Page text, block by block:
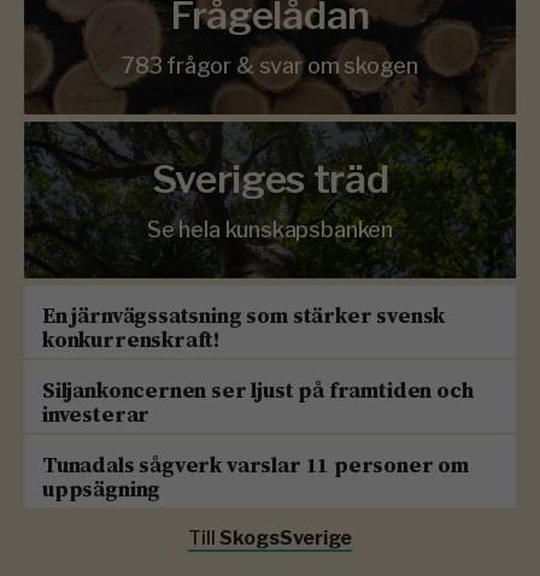
Frågelådan
783 frågor & svar om skogen
Sveriges träd
Se hela kunskapsbanken
En järnvägssatsning som stärker svensk
konkurrenskraft!
Siljankoncernen ser ljust på framtiden och
investerar
Tunadals sågverk varslar 11 personer om
uppsägning
Till SkogsSverige